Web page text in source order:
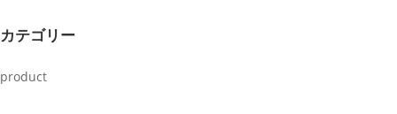
カテゴリー
product